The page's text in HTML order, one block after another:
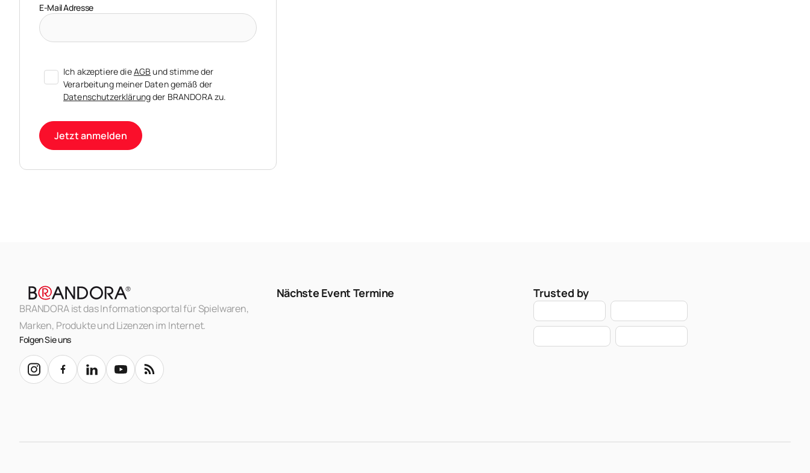
E-Mail Adresse
Ich akzeptiere dieAGBund stimme der
Verarbeitung meiner Daten gemäß der
Datenschutzerklärungder BRANDORA zu.
Jetzt anmelden
BRANDORA ist das Informationsportal für Spielwaren,
Marken, Produkte und Lizenzen im Internet.
Folgen Sie uns
Nächste Event Termine Trusted by